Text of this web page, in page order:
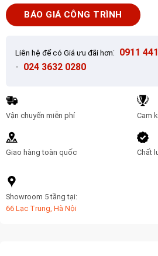
60x60cm
TakaoBÁO GIÁ CÔNG TRÌNH
Liên hệ để có Giá ưu đãi hơn: 0911
- 024 3632 0280
Vận chuyển miễn phí
Giao hàng toàn quốc
Cam
Chất
Showroom 5 tầng tại:
66 Lạc Trung, Hà Nội